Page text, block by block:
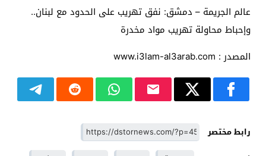
عالم الجريمة – دمشق: نفق تهريب على الحدود مع لبنان..
وإحباط محاولة تهريب مواد مخدرة
المصدر : www.i3lam-al3arab.com
رابط مختصر